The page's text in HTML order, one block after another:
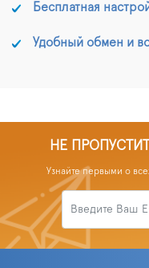
Бесплатная
Удобный обмен и
НЕ
Узнайте первыми о